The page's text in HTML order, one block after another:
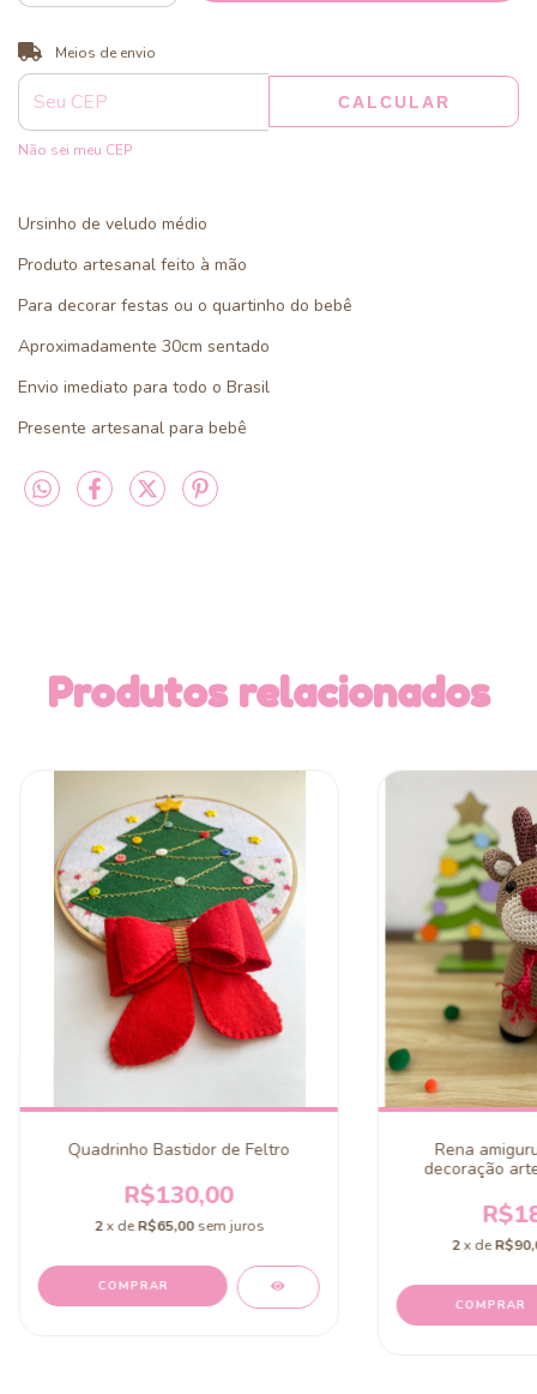
Entregas para o CEP:
Meios de envio
CALCULAR
Não sei meu CEP
Ursinho de veludo médio
Produto artesanal feito à mão
Para decorar festas ou o quartinho do bebê
Aproximadamente 30cm sentado
Envio imediato para todo o Brasil
Presente artesanal para bebê
Produtos relacionados
Quadrinho Bastidor de Feltro
R$130,00
2 x deR$65,00 sem juros
Rena
decoração
2x de